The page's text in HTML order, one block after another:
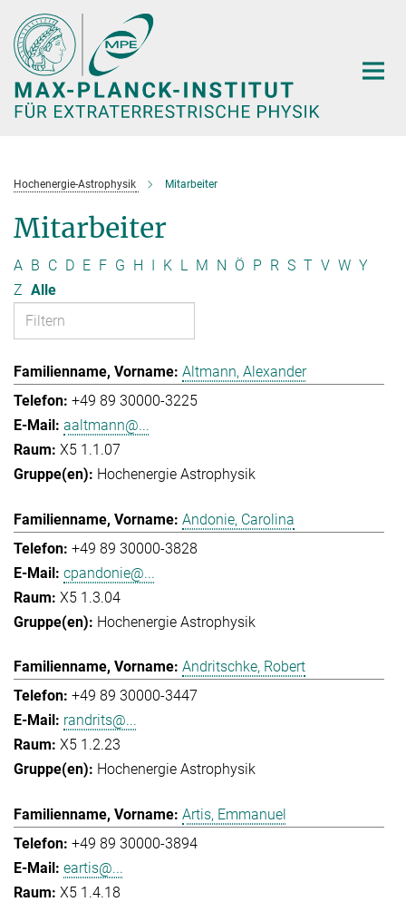
Hauptinhalt
Hochenergie-Astrophysik Mitarbeiter
Mitarbeiter
A B C D E F G H I K L M N Ö P R S T V W Y
Z Alle
Altmann, Alexander
+49 89 30000-3225
aaltmann@...
X5 1.1.07
Hochenergie Astrophysik
Andonie, Carolina
+49 89 30000-3828
cpandonie@...
X5 1.3.04
Hochenergie Astrophysik
Andritschke, Robert
+49 89 30000-3447
randrits@...
X5 1.2.23
Hochenergie Astrophysik
Artis, Emmanuel
+49 89 30000-3894
eartis@...
X5 1.4.18